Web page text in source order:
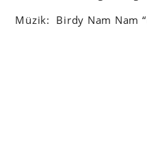
Müzik: Birdy Nam Nam